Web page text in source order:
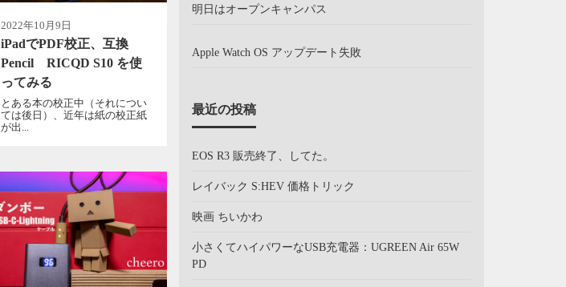
2022年10月9日
iPadでPDF校正、互換
Pencil RICQD S10 を使
ってみる
とある本の校正中（それについ
ては後日）、近年は紙の校正紙
が出...
明日はオープンキャンパス
Apple Watch OS アップデート失敗
最近の投稿
EOS R3 販売終了、してた。
レイバック S:HEV 価格トリック
映画 ちいかわ
小さくてハイパワーなUSB充電器：UGREEN Air 65W
PD